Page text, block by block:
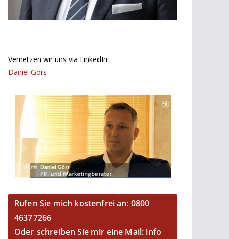
Vernetzen wir uns via LinkedIn
Daniel Görs
Rufen Sie mich kostenfrei an: 0800
46377266
Oder schreiben Sie mir eine Mail: info